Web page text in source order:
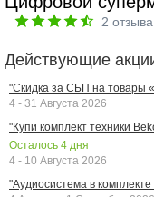
2 отзыва
Действующие
"Скидка за СБП на товары
4 - 31 Августа 2026
"Купи комплект техники
Осталось 4 дня
4 - 10 Августа 2026
"Аудиосистема в